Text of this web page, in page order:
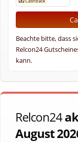
Beachte bitte, dass
Relcon24
kann.
Relcon24
August